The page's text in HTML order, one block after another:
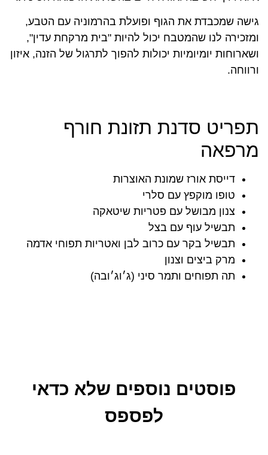
גישה שמכבדת את הגוף ופועלת בהרמוניה עם הטבע,
ומזכירה לנו שהמטבח יכול להיות "בית מרקחת עדין",
ושארוחות יומיומיות יכולות להפוך לתרגול של הזנה, איזון
ורווחה.
תפריט סדנת תזונת חורף
מרפאה
דייסת אורז שמונת האוצרות
טופו מוקפץ עם סלרי
צנון מבושל עם פטריות שיטאקה
תבשיל עוף עם בצל
תבשיל בקר עם כרוב לבן ואטריות תפוחי אדמה
מרק ביצים וצנון
תה תפוחים ותמר סיני (ג׳וג׳ובה)
פוסטים נוספים שלא כדאי
לפספס